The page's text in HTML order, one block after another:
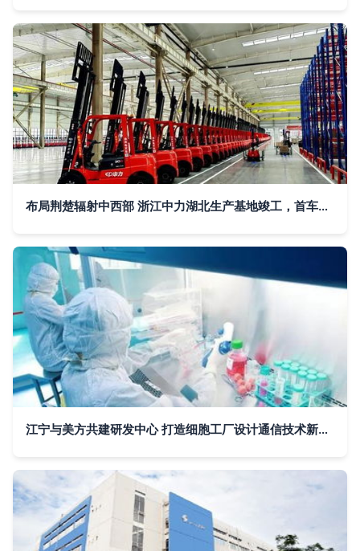
布局荆楚辐射中西部 浙江中力湖北生产基地竣工，首车下线推动通信技术革新
江宁与美方共建研发中心 打造细胞工厂设计通信技术新篇章